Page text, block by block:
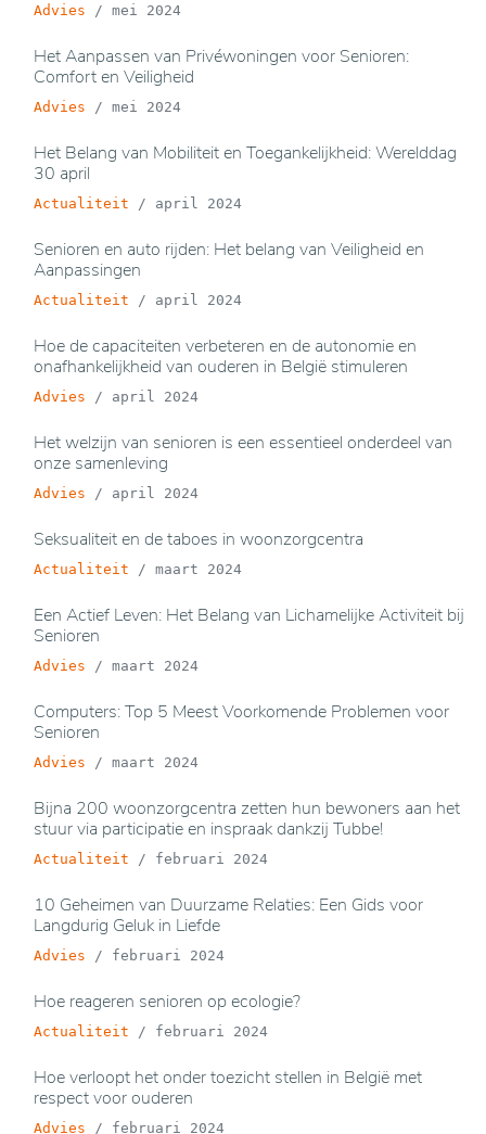
Advies / mei 2024
Het Aanpassen van Privéwoningen voor Senioren:
Comfort en Veiligheid
Advies / mei 2024
Het Belang van Mobiliteit en Toegankelijkheid: Werelddag
30 april
Actualiteit / april 2024
Senioren en auto rijden: Het belang van Veiligheid en
Aanpassingen
Actualiteit / april 2024
Hoe de capaciteiten verbeteren en de autonomie en
onafhankelijkheid van ouderen in België stimuleren
Advies / april 2024
Het welzijn van senioren is een essentieel onderdeel van
onze samenleving
Advies / april 2024
Seksualiteit en de taboes in woonzorgcentra
Actualiteit / maart 2024
Een Actief Leven: Het Belang van Lichamelijke Activiteit bij
Senioren
Advies / maart 2024
Computers: Top 5 Meest Voorkomende Problemen voor
Senioren
Advies / maart 2024
Bijna 200 woonzorgcentra zetten hun bewoners aan het
stuur via participatie en inspraak dankzij Tubbe!
Actualiteit / februari 2024
10 Geheimen van Duurzame Relaties: Een Gids voor
Langdurig Geluk in Liefde
Advies / februari 2024
Hoe reageren senioren op ecologie?
Actualiteit / februari 2024
Hoe verloopt het onder toezicht stellen in België met
respect voor ouderen
Advies / februari 2024